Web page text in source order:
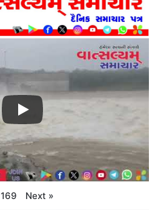
169 Next »